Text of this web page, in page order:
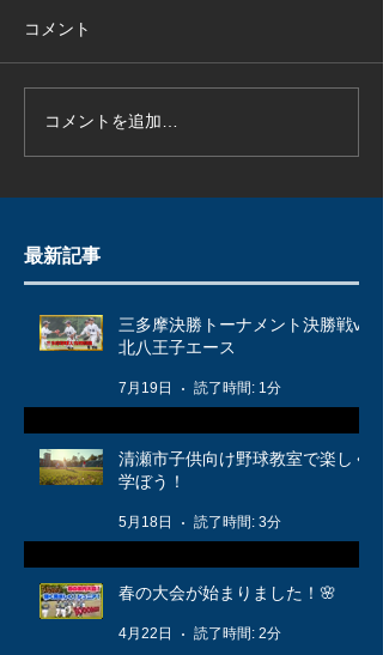
コメント
コメントを追加…
最新記事
三多摩決勝トーナメント決勝戦vs
北八王子エース
7月19日 読了時間: 1分
清瀬市子供向け野球教室で楽しく
学ぼう！
5月18日 読了時間: 3分
春の大会が始まりました！🌸
4月22日 読了時間: 2分